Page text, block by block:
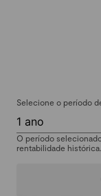
Selecione o período
1 ano
O período
rentabilidade histórica.